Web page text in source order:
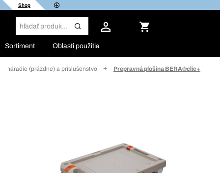
Shop
Sortiment Oblasti použitia
náradie (prázdne) a príslušenstvo Prepravná plošina BERA®clic+